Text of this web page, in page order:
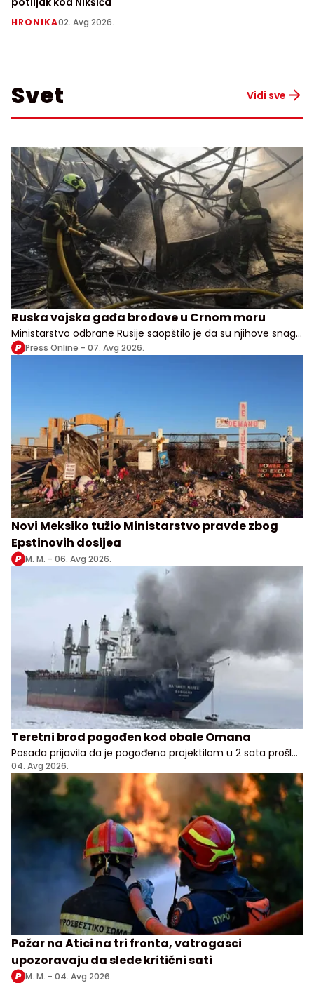
HRONIKA02. Avg 2026.
Svet Vidi sve
Ruska vojska gađa brodove u Crnom moru
Ministarstvo odbrane Rusije saopštilo je da su njihove snage
izvele udare na vojne, transportne i logističke objekte u više
Press Online - 07. Avg 2026.
Novi Meksiko tužio Ministarstvo pravde zbog
Epstinovih dosijea
M. M. - 06. Avg 2026.
Teretni brod pogođen kod obale Omana
Posada prijavila da je pogođena projektilom u 2 sata prošle
noći, nema potvrde odakle je napad pokrenut
04. Avg 2026.
Požar na Atici na tri fronta, vatrogasci
upozoravaju da slede kritični sati
M. M. - 04. Avg 2026.